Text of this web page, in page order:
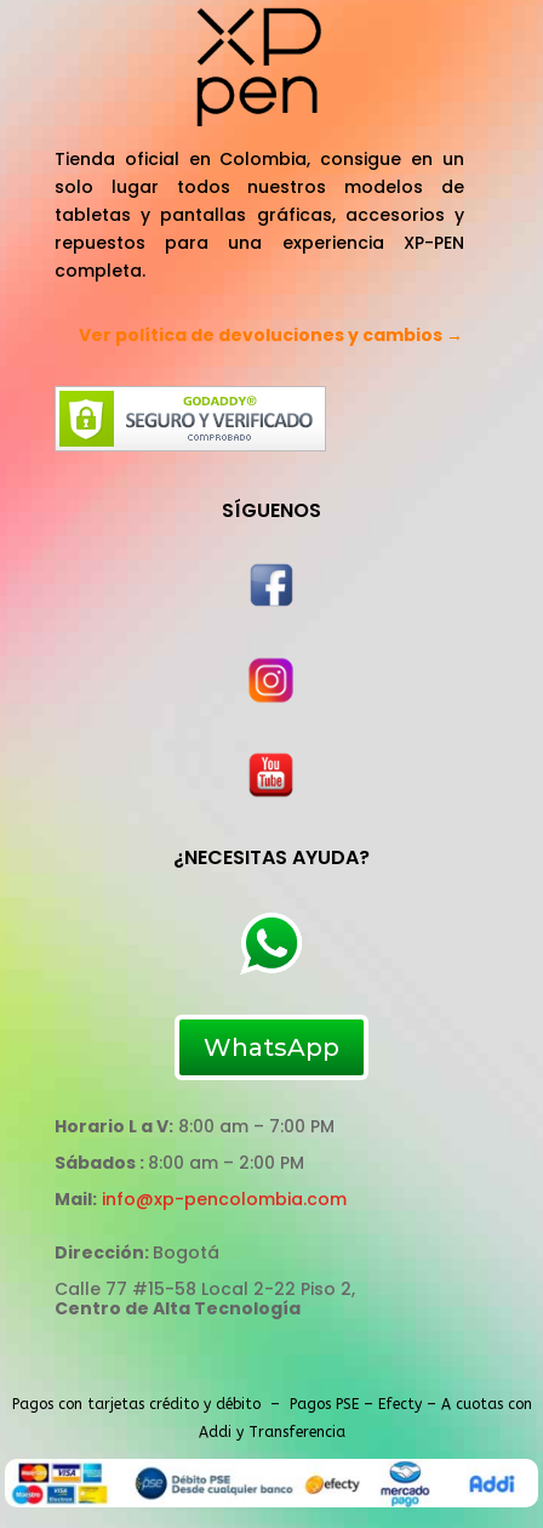
Tienda oficial en Colombia, consigue en un
solo lugar todos nuestros modelos de
tabletas y pantallas gráficas, accesorios y
repuestos para una experiencia XP-PEN
completa.
Ver política de devoluciones y cambios →
SÍGUENOS
¿NECESITAS AYUDA?
WhatsApp
Horario L a V:8:00 am – 7:00 PM
Sábados : 8:00 am – 2:00 PM
Mail: info@xp-pencolombia.com
Dirección: Bogotá
Calle 77 #15-58 Local 2-22 Piso 2,
Centro de Alta Tecnología
Pagos con tarjetas crédito y débito – Pagos PSE – Efecty – A cuotas con
Addi y Transferencia